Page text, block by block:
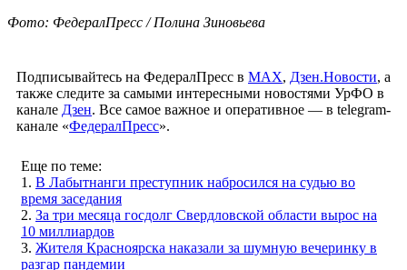
Фото: ФедералПресс / Полина Зиновьева
Подписывайтесь на ФедералПресс в МАХ, Дзен.Новости, а
также следите за самыми интересными новостями УрФО в
канале Дзен. Все самое важное и оперативное — в telegram-
канале «ФедералПресс».
Еще по теме:
1. В Лабытнанги преступник набросился на судью во
время заседания
2. За три месяца госдолг Свердловской области вырос на
10 миллиардов
3. Жителя Красноярска наказали за шумную вечеринку в
разгар пандемии